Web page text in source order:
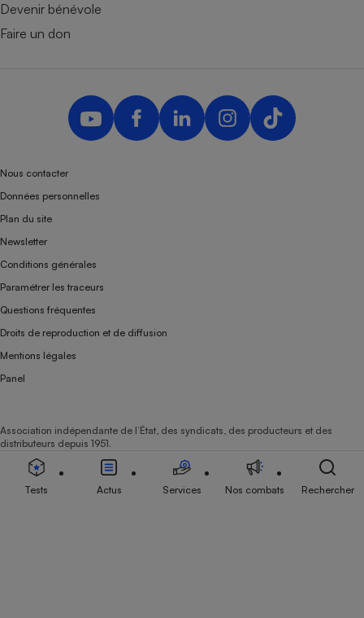
Devenir bénévole
Faire un don
Nous contacter
Données personnelles
Plan du site
Newsletter
Conditions générales
Paramétrer les traceurs
Questions fréquentes
Droits de reproduction et de diffusion
Mentions légales
Panel
Association indépendante de l’État, des syndicats, des producteurs et des
distributeurs depuis 1951.
Tests Actus Services Nos combats Rechercher